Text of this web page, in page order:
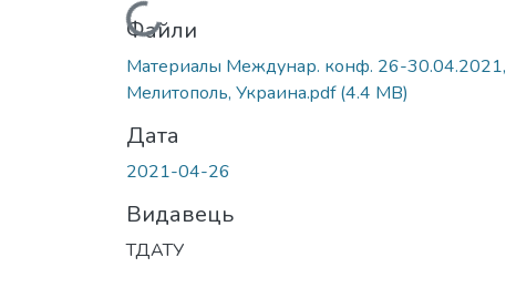
Вантажиться...
Файли
Материалы Междунар. конф. 26-30.04.2021,
Мелитополь, Украина.pdf(4.4 MB)
Дата
2021-04-26
Видавець
ТДАТУ